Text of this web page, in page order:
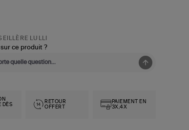
LULLI
ce produit ?
DÈS
RETOUR
OFFERT
PAIEMENT EN
3X,4X